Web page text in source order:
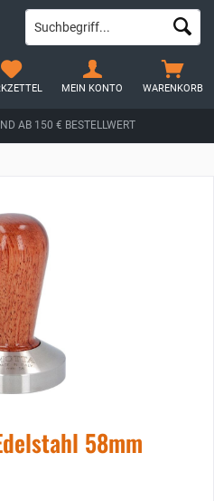
AB 150 € BESTELLWERT
WARENKORB
MEIN KONTO
58mm